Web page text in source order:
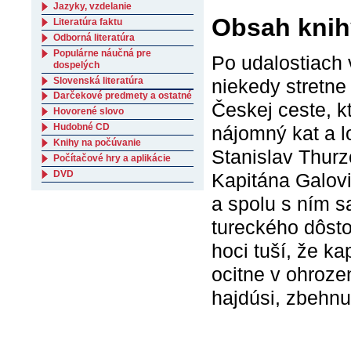
Obsah
Po udalostiach
niekedy
Českej ceste,
nájomný kat a
Stanislav
Kapitána
a spolu s ním
tureckého
hoci tuší, že
ocitne v
hajdúsi,
Jazyky, vzdelanie
Literatúra faktu
Odborná literatúra
Populárne náučná pre
dospelých
Slovenská literatúra
Darčekové predmety a ostatné
Hovorené slovo
Hudobné CD
Knihy na počúvanie
Počítačové hry a aplikácie
DVD